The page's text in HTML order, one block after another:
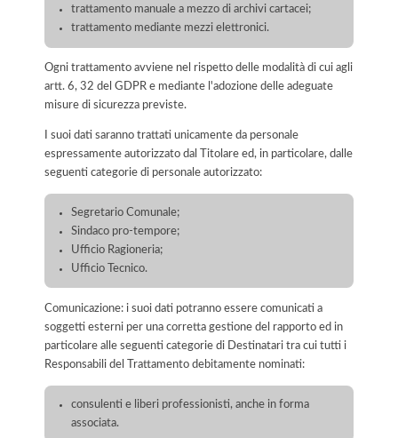
trattamento manuale a mezzo di archivi cartacei;
trattamento mediante mezzi elettronici.
Ogni trattamento avviene nel rispetto delle modalità di cui agli
artt. 6, 32 del GDPR e mediante l'adozione delle adeguate
misure di sicurezza previste.
I suoi dati saranno trattati unicamente da personale
espressamente autorizzato dal Titolare ed, in particolare, dalle
seguenti categorie di personale autorizzato:
Segretario Comunale;
Sindaco pro-tempore;
Ufficio Ragioneria;
Ufficio Tecnico.
Comunicazione: i suoi dati potranno essere comunicati a
soggetti esterni per una corretta gestione del rapporto ed in
particolare alle seguenti categorie di Destinatari tra cui tutti i
Responsabili del Trattamento debitamente nominati:
consulenti e liberi professionisti, anche in forma
associata.